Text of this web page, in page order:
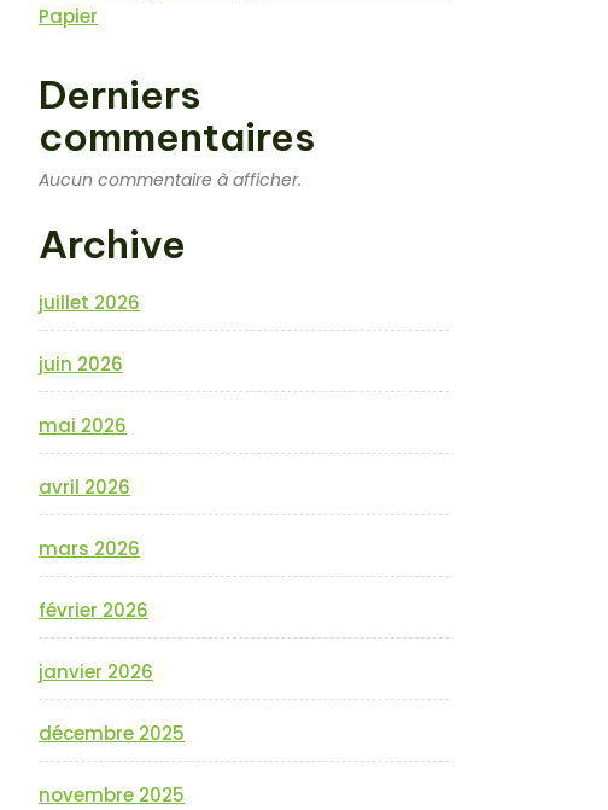
Papier
Derniers
commentaires
Aucun commentaire à afficher.
Archive
juillet 2026
juin 2026
mai 2026
avril 2026
mars 2026
février 2026
janvier 2026
décembre 2025
novembre 2025